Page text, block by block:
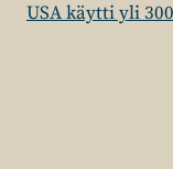
USA käytti yli